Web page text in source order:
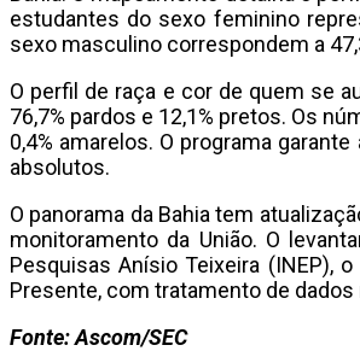
estudantes do sexo feminino
sexo masculino correspondem a
O perfil de raça e cor de quem se
76,7% pardos e 12,1% pretos. Os
0,4% amarelos. O programa
absolutos.
O panorama da Bahia tem
monitoramento da União. O
Pesquisas Anísio Teixeira (INEP),
Presente, com tratamento de
Fonte: Ascom/SEC